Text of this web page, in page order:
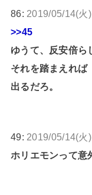
86: 2019/05/14(火
>>45
ゆうて、反安倍ら
それを踏まえれ
出るだろ。
49: 2019/05/14(火
ホリエモンって意